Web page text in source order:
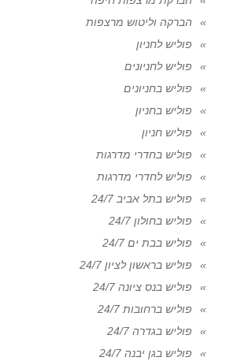
הברקה וליטוש מרצפות
פוליש לחניון
פוליש לחניונים
פוליש בחניונים
פוליש בחניון
פוליש חניון
פוליש בחדרי מדרגות
פוליש לחדרי מדרגות
פוליש בתל אביב 24/7
פוליש בחולון 24/7
פוליש בבת ים 24/7
פוליש בראשון לציון 24/7
פוליש בנס ציונה 24/7
פוליש ברחובות 24/7
פוליש בגדרה 24/7
פוליש בגן יבנה 24/7